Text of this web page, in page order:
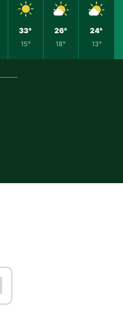
33°
15°
26°
18°
24°
13°